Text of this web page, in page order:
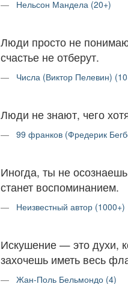
Нельсон Мандела (20+)
Люди просто не
счастье не отберут.
Числа (Виктор Пелевин)
Люди не знают, чего
99 франков (Фредерик
Иногда, ты не
станет воспоминанием.
Неизвестный автор (1000+)
Искушение — это духи,
захочешь иметь весь
Жан-Поль Бельмондо (4)